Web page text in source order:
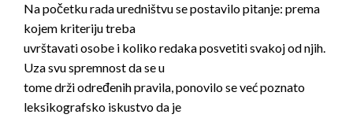
Na početku rada uredništvu se postavilo pitanje: prema
kojem kriteriju treba
uvrštavati osobe i koliko redaka posvetiti svakoj od njih.
Uza svu spremnost da se u
tome drži određenih pravila, ponovilo se već poznato
leksikografsko iskustvo da je